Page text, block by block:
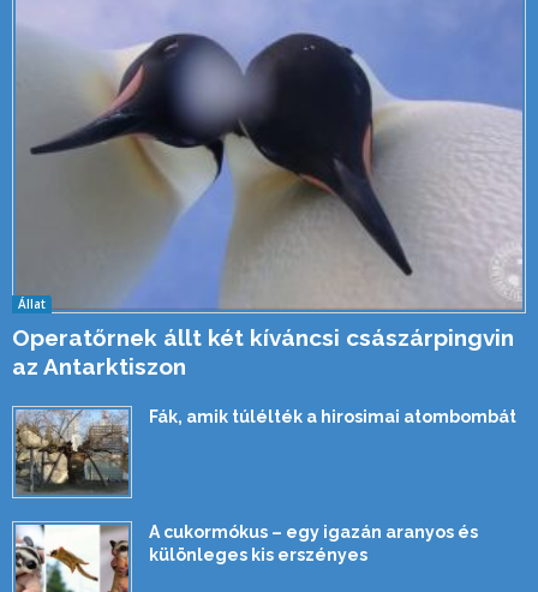
Állat
Operatőrnek állt két kíváncsi császárpingvin
az Antarktiszon
Fák, amik túlélték a hirosimai atombombát
A cukormókus – egy igazán aranyos és
különleges kis erszényes